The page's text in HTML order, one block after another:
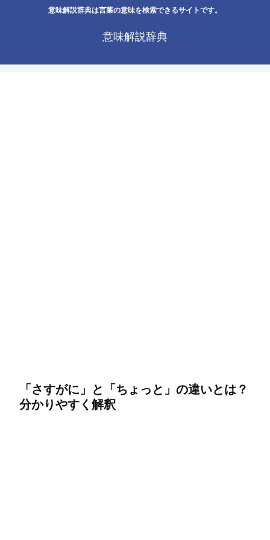
意味解説辞典は言葉の意味を検索できるサイトです。
意味解説辞典
「さすがに」と「ちょっと」の違いとは？
分かりやすく解釈